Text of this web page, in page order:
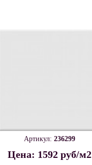
Артикул: 236299
Цена: 1592 руб/м2